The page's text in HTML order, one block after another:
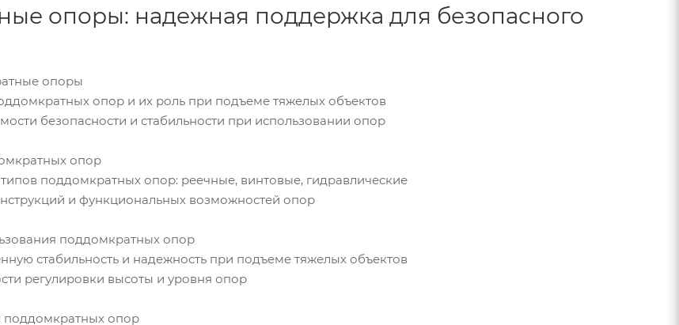
опоры: надежная поддержка для безопасного
опоры
опор и их роль при подъеме тяжелых объектов
безопасности и стабильности при использовании опор
опор
поддомкратных опор: реечные, винтовые, гидравлические
и функциональных возможностей опор
поддомкратных опор
стабильность и надежность при подъеме тяжелых объектов
регулировки высоты и уровня опор
поддомкратных опор